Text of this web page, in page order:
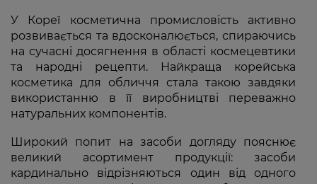
У Кореї косметична промисловість активно
розвивається та вдосконалюється, спираючись
на сучасні досягнення в області космецевтики
та народні рецепти. Найкраща корейська
косметика для обличчя стала такою завдяки
використанню в її виробництві переважно
натуральних компонентів.
Широкий попит на засоби догляду пояснює
великий асортимент продукції: засоби
кардинально відрізняються один від одного